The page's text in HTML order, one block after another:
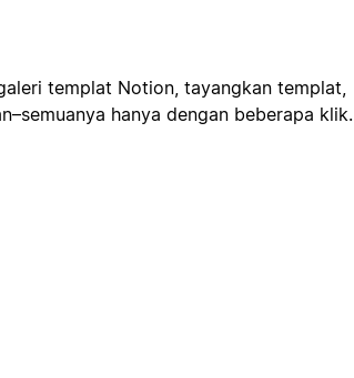
templat Notion, tayangkan templat,
hanya dengan beberapa klik.